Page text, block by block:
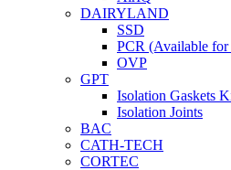
DAIRYLAND
SSD
PCR (Available
OVP
GPT
Isolation Gaskets
Isolation Joints
BAC
CATH-TECH
CORTEC